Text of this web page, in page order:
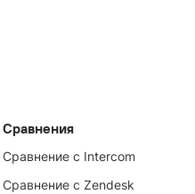
Сравнения
Сравнение с Intercom
Сравнение с Zendesk